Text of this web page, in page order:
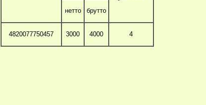
нетто
брутто
4820077750457 3000 4000 4